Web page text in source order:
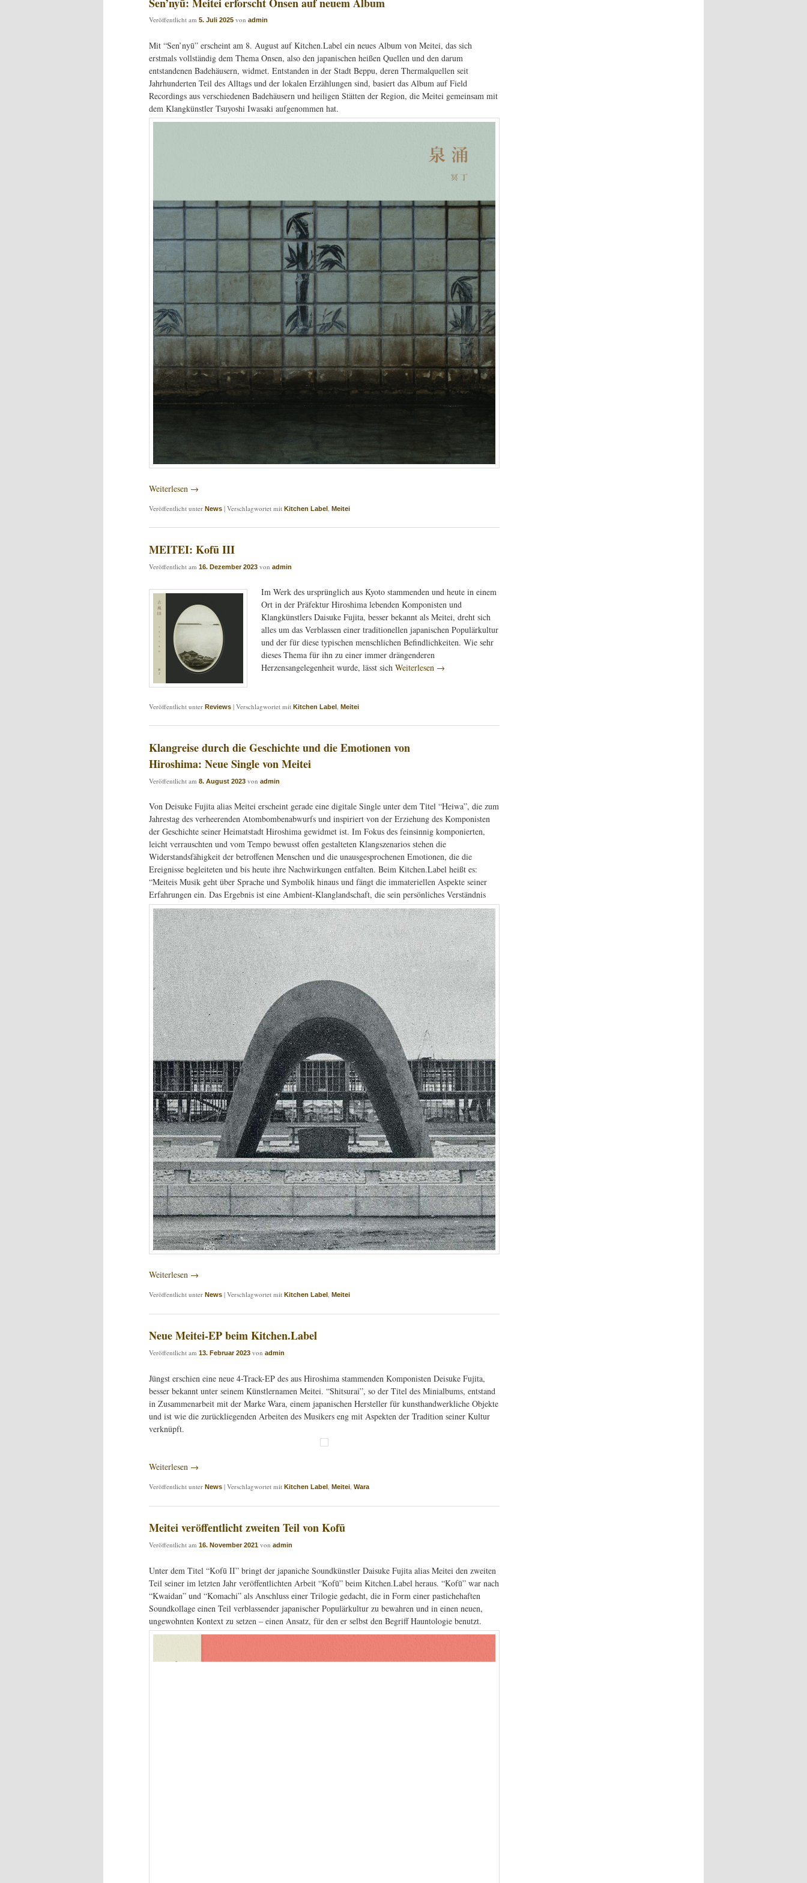
Veröffentlicht am 5. Juli 2025 von admin
Mit “Sen’nyū” erscheint am 8. August auf Kitchen.Label ein neues Album von Meitei, das sich
erstmals vollständig dem Thema Onsen, also den japanischen heißen Quellen und den darum
entstandenen Badehäusern, widmet. Entstanden in der Stadt Beppu, deren Thermalquellen seit
Jahrhunderten Teil des Alltags und der lokalen Erzählungen sind, basiert das Album auf Field
Recordings aus verschiedenen Badehäusern und heiligen Stätten der Region, die Meitei gemeinsam mit
dem Klangkünstler Tsuyoshi Iwasaki aufgenommen hat.
Weiterlesen →
Veröffentlicht unter News | Verschlagwortet mit Kitchen Label Meitei
MEITEI: Kofū III
Veröffentlicht am 16. Dezember 2023 von admin
Im Werk des ursprünglich aus Kyoto stammenden und heute in einem
Ort in der Präfektur Hiroshima lebenden Komponisten und
Klangkünstlers Daisuke Fujita, besser bekannt als Meitei, dreht sich
alles um das Verblassen einer traditionellen japanischen Populärkultur
und der für diese typischen menschlichen Befindlichkeiten. Wie sehr
dieses Thema für ihn zu einer immer drängenderen
Herzensangelegenheit wurde, lässt sich Weiterlesen →
Veröffentlicht unter Reviews | Verschlagwortet mit Kitchen Label Meitei
Klangreise durch die Geschichte und die Emotionen von
Hiroshima: Neue Single von Meitei
Veröffentlicht am 8. August 2023 von admin
Von Deisuke Fujita alias Meitei erscheint gerade eine digitale Single unter dem Titel “Heiwa”, die zum
Jahrestag des verheerenden Atombombenabwurfs und inspiriert von der Erziehung des Komponisten
der Geschichte seiner Heimatstadt Hiroshima gewidmet ist. Im Fokus des feinsinnig komponierten,
leicht verrauschten und vom Tempo bewusst offen gestalteten Klangszenarios stehen die
Widerstandsfähigkeit der betroffenen Menschen und die unausgesprochenen Emotionen, die die
Ereignisse begleiteten und bis heute ihre Nachwirkungen entfalten. Beim Kitchen.Label heißt es:
“Meiteis Musik geht über Sprache und Symbolik hinaus und fängt die immateriellen Aspekte seiner
Erfahrungen ein. Das Ergebnis ist eine Ambient-Klanglandschaft, die sein persönliches Verständnis
Weiterlesen →
Veröffentlicht unter News | Verschlagwortet mit Kitchen Label Meitei
Neue Meitei-EP beim Kitchen.Label
Veröffentlicht am 13. Februar 2023 von admin
Jüngst erschien eine neue 4-Track-EP des aus Hiroshima stammenden Komponisten Deisuke Fujita,
besser bekannt unter seinem Künstlernamen Meitei. “Shitsurai”, so der Titel des Minialbums, entstand
in Zusammenarbeit mit der Marke Wara, einem japanischen Hersteller für kunsthandwerkliche Objekte
und ist wie die zurückliegenden Arbeiten des Musikers eng mit Aspekten der Tradition seiner Kultur
verknüpft.
Weiterlesen →
Veröffentlicht unter News | Verschlagwortet mit Kitchen Label Meitei Wara
Meitei veröffentlicht zweiten Teil von Kofū
Veröffentlicht am 16. November 2021 von admin
Unter dem Titel “Kofū II” bringt der japaniche Soundkünstler Daisuke Fujita alias Meitei den zweiten
Teil seiner im letzten Jahr veröffentlichten Arbeit “Kofū” beim Kitchen.Label heraus. “Kofū” war nach
“Kwaidan” und “Komachi” als Anschluss einer Trilogie gedacht, die in Form einer pastichehaften
Soundkollage einen Teil verblassender japanischer Populärkultur zu bewahren und in einen neuen,
ungewohnten Kontext zu setzen – einen Ansatz, für den er selbst den Begriff Hauntologie benutzt.